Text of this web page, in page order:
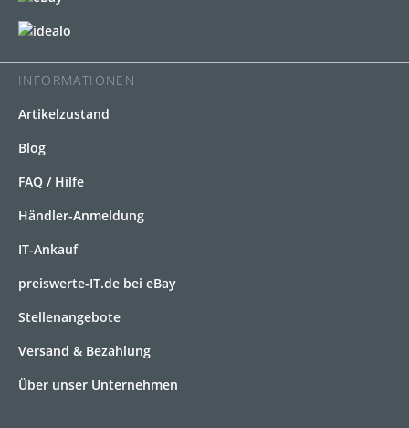
INFORMATIONEN
Artikelzustand
Blog
FAQ / Hilfe
Händler-Anmeldung
IT-Ankauf
preiswerte-IT.de bei eBay
Stellenangebote
Versand & Bezahlung
Über unser Unternehmen